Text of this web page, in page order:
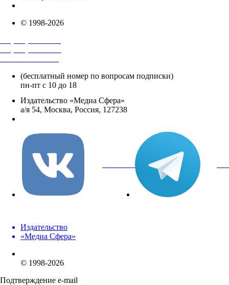
© 1998-2026
(бесплатный номер по вопросам подписки)
пн-пт с 10 до 18
Издательство «Медиа Сфера»
а/я 54, Москва, Россия, 127238
вКонтакте
Издательство
«Медиа Сфера»
© 1998-2026
Подтверждение e-mail